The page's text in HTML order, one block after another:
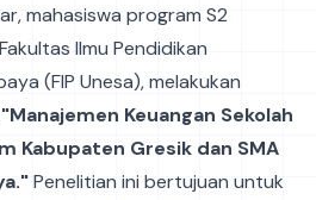
mahasiswa program S2
Ilmu Pendidikan
(FIP Unesa), melakukan
"Manajemen Keuangan Sekolah
Kabupaten Gresik dan SMA
Penelitian ini bertujuan untuk